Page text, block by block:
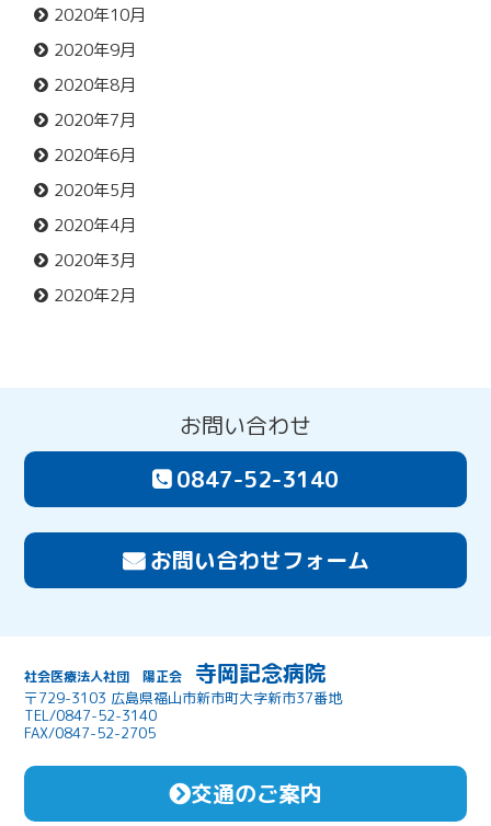
2020年10月
2020年9月
2020年8月
2020年7月
2020年6月
2020年5月
2020年4月
2020年3月
2020年2月
お問い合わせ
0847-52-3140
お問い合わせフォーム
社会医療法人社団 陽正会 寺岡記念病院
〒729-3103 広島県福山市新市町大字新市37番地
TEL/0847-52-3140
FAX/0847-52-2705
交通のご案内